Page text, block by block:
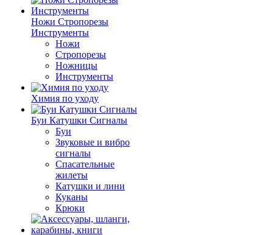
Ножи Стропорезы
Инструменты
Ножи
Стропорезы
Ножницы
Инструменты
Химия по уходу
Буи Катушки Сигналы
Буи
Звуковые и вибро
сигналы
Спасательные
жилеты
Катушки и лини
Куканы
Крюки